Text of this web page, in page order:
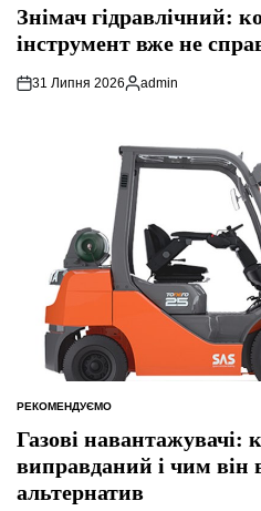
УЗнімач гідравлічний:
інструмент вже не
31 Липня 2026
Опубліковано
admin
ОПУБЛІКУВАТИ
У
РЕКОМЕНДУЄМО
Газові навантажувачі:
виправданий і чим він
альтернатив